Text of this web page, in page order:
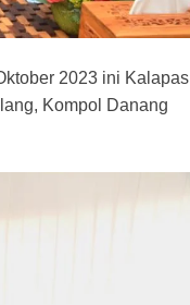
2023 ini Kalapas
Kompol Danang